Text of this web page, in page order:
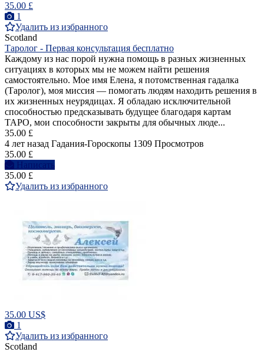
35.00 £
1
Удалить из избранного
Scotland
Таролог - Первая консультация бесплатно
Каждому из нас порой нужна помощь в разных жизненных
ситуациях в которых мы не можем найти решения
самостоятельно. Мое имя Елена, я потомственная гадалка
(Таролог), моя миссия — помогать людям находить решения в
их жизненных неурядицах. Я обладаю исключительной
способностью предсказывать будущее благодаря картам
ТАРО, мои способности закрыты для обычных люде...
35.00 £
4 лет назад Гадания-Гороскопы 1309 Просмотров
35.00 £
Написать
35.00 £
Удалить из избранного
35.00 US$
1
Удалить из избранного
Scotland